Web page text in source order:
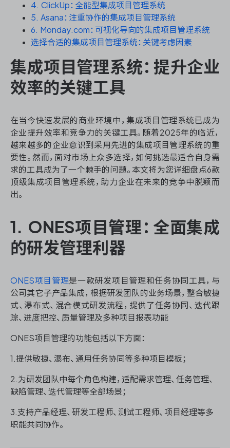
资源和工时管理
服务台和工单管理
IPD 研发管理
ASPICE 研发管理
ONES 资讯
ONES 资讯
4. ClickUp：全能型集成项目管理系统
5. Asana：注重协作的集成项目管理系统
6. Monday.com：可视化导向的集成项目管理系统
选择合适的集成项目管理系统：关键考虑因素
集成项目管理系统：提升企业
效率的关键工具
在当今快速发展的商业环境中，集成项目管理系统已成为
企业提升效率和竞争力的关键工具。随着2025年的临近，
越来越多的企业意识到采用先进的集成项目管理系统的重
要性。然而，面对市场上众多选择，如何挑选最适合自身需
求的工具成为了一个棘手的问题。本文将为您详细盘点6款
顶级集成项目管理系统，助力企业在未来的竞争中脱颖而
出。
1. ONES项目管理：全面集成
的研发管理利器
ONES项目管理是一款研发项目管理和任务协同工具，与
公司其它子产品集成，根据研发团队的业务场景，整合敏捷
式、瀑布式、混合模式研发流程，提供了任务协同、迭代跟
踪、进度把控、质量管理及多种项目报表功能
ONES项目管理的功能包括以下方面：
1.提供敏捷、瀑布、通用任务协同等多种项目模板；
2.为研发团队中每个角色构建，适配需求管理、任务管理、
缺陷管理、迭代管理等全部场景；
3.支持产品经理、研发工程师、测试工程师、项目经理等多
职能共同协作。